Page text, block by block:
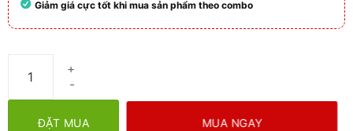
Giảm giá cực tốt khi mua sản phẩm theo combo
ĐẶT MUA MUA NGAY